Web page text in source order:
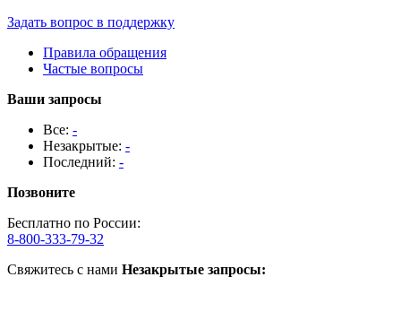
Задать вопрос в поддержку
Правила обращения
Частые вопросы
Ваши запросы
Все: -
Незакрытые: -
Последний: -
Позвоните
Бесплатно по России:
8-800-333-79-32
Свяжитесь с нами Незакрытые запросы: